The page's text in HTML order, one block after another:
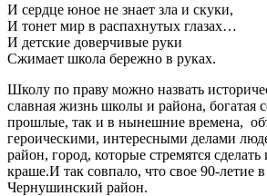
И сердце юное не знает зла и скуки,
И тонет мир в распахнутых глазах…
И детские доверчивые руки
Сжимает школа бережно в руках.
Школу по праву можно назвать
славная жизнь школы и района, богатая
прошлые, так и в нынешние времена,
героическими, интересными делами
район, город, которые стремятся
краше.И так совпало, что свое 90-летие
Чернушинский район.